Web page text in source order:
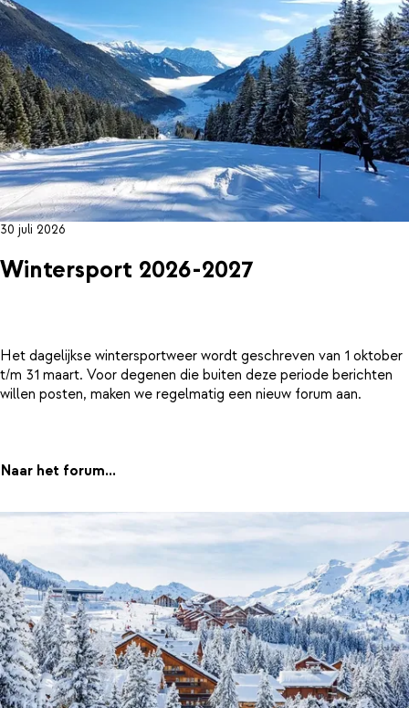
30 juli 2026
Wintersport 2026-2027
Het dagelijkse wintersportweer wordt geschreven van 1 oktober
t/m 31 maart. Voor degenen die buiten deze periode berichten
willen posten, maken we regelmatig een nieuw forum aan.
Naar het forum...